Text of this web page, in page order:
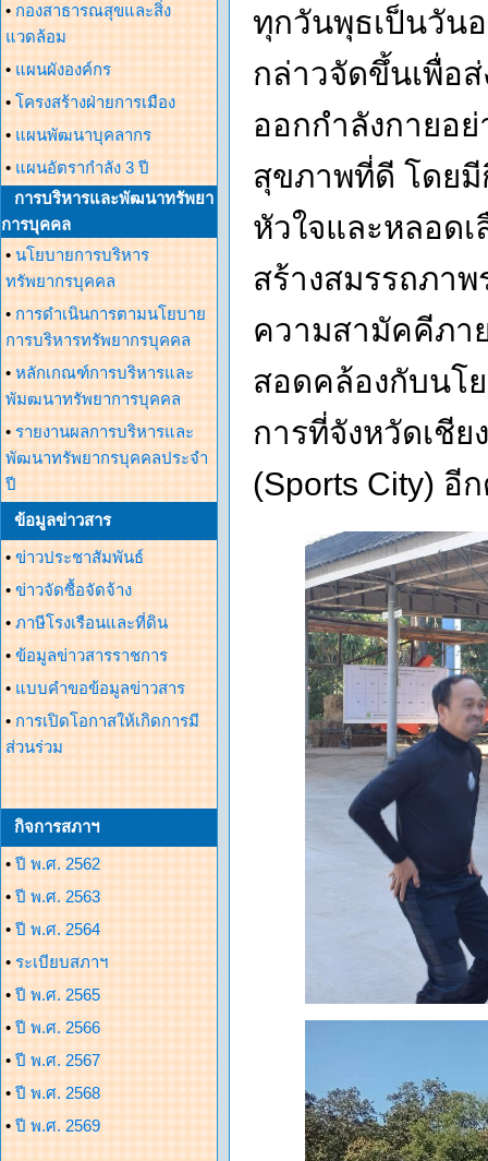
• กองสาธารณสุขและสิ่ง
แวดล้อม
• แผนผังองค์กร
• โครงสร้างฝ่ายการเมือง
• แผนพัฒนาบุคลากร
• แผนอัตรากำลัง 3 ปี
การบริหารและพัฒนาทรัพยา
การบุคคล
• นโยบายการบริหาร
ทรัพยากรบุคคล
• การดำเนินการตามนโยบาย
การบริหารทรัพยากรบุคคล
• หลักเกณฑ์การบริหารและ
พัมฒนาทรัพยาการบุคคล
• รายงานผลการบริหารและ
พัฒนาทรัพยากรบุคคลประจำ
ปี
ข้อมูลข่าวสาร
• ข่าวประชาสัมพันธ์
• ข่าวจัดซื้อจัดจ้าง
• ภาษีโรงเรือนและที่ดิน
• ข้อมูลข่าวสารราชการ
• แบบคำขอข้อมูลข่าวสาร
• การเปิดโอกาสให้เกิดการมี
ส่วนร่วม
กิจการสภาฯ
• ปี พ.ศ. 2562
• ปี พ.ศ. 2563
• ปี พ.ศ. 2564
• ระเบียบสภาฯ
• ปี พ.ศ. 2565
• ปี พ.ศ. 2566
• ปี พ.ศ. 2567
• ปี พ.ศ. 2568
• ปี พ.ศ. 2569
ทุกวันพุธเป็นวัน
กล่าวจัดขึ้นเพื่อ
ออกกำลังกายอย่
สุขภาพที่ดี โดย
หัวใจและหลอด
สร้างสมรรถภา
ความสามัคคีภา
สอดคล้องกับนโย
การที่จังหวัดเชีย
(Sports City) อี